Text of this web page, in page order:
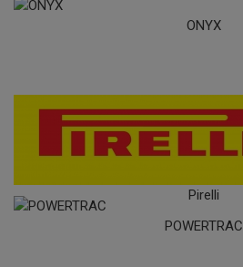
ONYX
Pirelli
POWERTRAC